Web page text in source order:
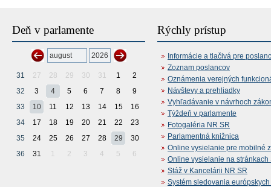
Deň v parlamente
31 27 28 29 30 31 1
2
32
3 4 5 6 7 8
9
33
10 11 12 13 14 15
16
34
17 18 19 20 21 22
23
35
24 25 26 27 28 29
30
36
31 1 2 3 4 5 6
Rýchly prístup
Informácie a tlačivá pre
Zoznam poslancov
Oznámenia verejných
Návštevy a prehliadky
Vyhľadávanie v návrhoch
Týždeň v parlamente
Fotogaléria NR SR
Parlamentná knižnica
Online vysielanie pre mobilné
Online vysielanie na stránkach
Stáž v Kancelárii NR SR
Systém sledovania